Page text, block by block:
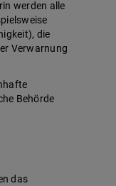
werden alle
die
Verwarnung
Behörde
das